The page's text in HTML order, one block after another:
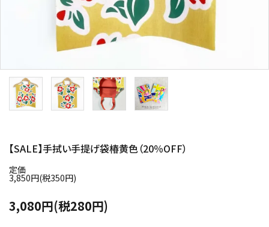
【SALE】手拭い手提げ袋椿黄色（20％OFF）
定価
3,850円(税350円)
3,080円(税280円)